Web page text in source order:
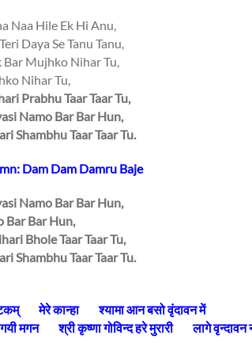
Naa Hile Ek Hi Anu,
Daya Se Tanu Tanu,
Bar Mujhko Nihar Tu,
Nihar Tu,
Prabhu Taar Taar Tu,
Namo Bar Bar Hun,
Shambhu Taar Taar Tu.
Dam Dam Damru Baje
Namo Bar Bar Hun,
Bar Bar Hun,
Bhole Taar Taar Tu,
Shambhu Taar Taar Tu.
मेरे कान्हा
श्यामा आन बसो वृंदावन में
मगन
श्री कृष्णा गोविन्द हरे मुरारी लागे वृन्दावन